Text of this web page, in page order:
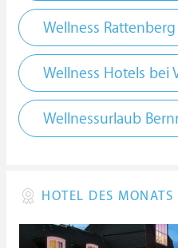
Wellness Rattenberg
Wellness Hotels bei
Wellnessurlaub
HOTEL DES MONATS